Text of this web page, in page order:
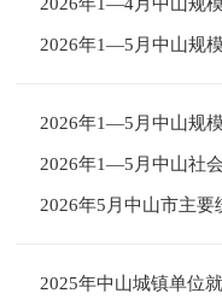
2026年1—5月中山规
2026年1—5月中山规
2026年1—5月中山社
2026年5月中山市主要
2025年中山城镇单位